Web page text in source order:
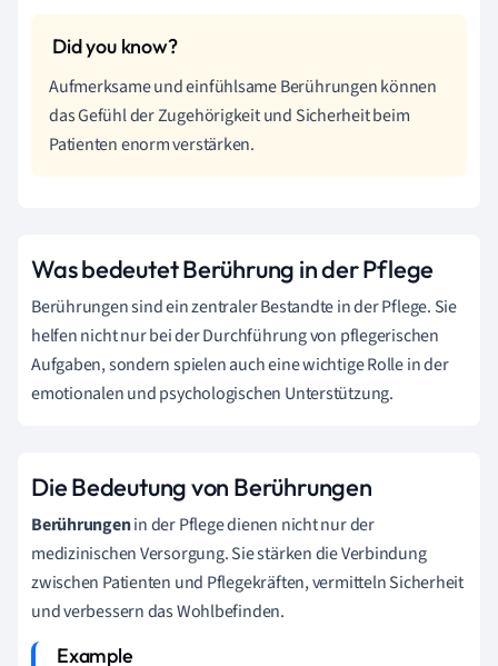
Aufmerksame und einfühlsame Berührungen können
das Gefühl der Zugehörigkeit und Sicherheit beim
Patienten enorm verstärken.
Was bedeutet Berührung in der Pflege
Berührungen sind ein zentraler Bestandte in der Pflege. Sie
helfen nicht nur bei der Durchführung von pflegerischen
Aufgaben, sondern spielen auch eine wichtige Rolle in der
emotionalen und psychologischen Unterstützung.
Die Bedeutung von Berührungen
Berührungenin der Pflege dienen nicht nur der
medizinischen Versorgung. Sie stärken die Verbindung
zwischen Patienten und Pflegekräften, vermitteln Sicherheit
und verbessern das Wohlbefinden.